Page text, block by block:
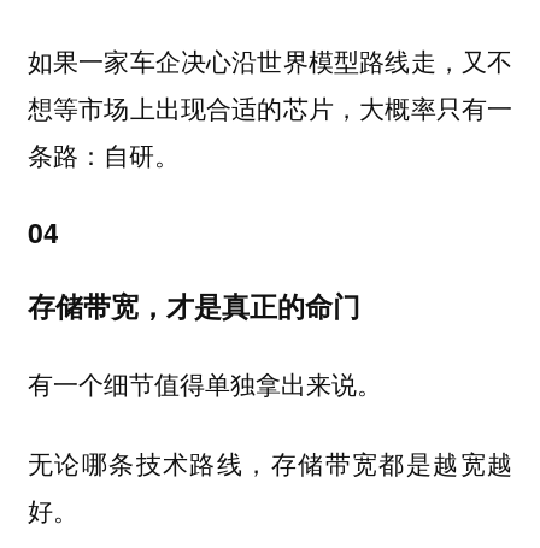
如果一家车企决心沿世界模型路线走，又不
想等市场上出现合适的芯片， 大概率只有一
条路：自研。
04
存储带宽，才是真正的命门
有一个细节值得单独拿出来说。
无论哪条技术路线，存储带宽都是越宽越
好。